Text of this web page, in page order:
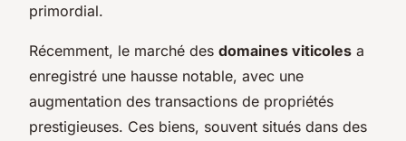
primordial.
Récemment, le marché des domaines viticoles a
enregistré une hausse notable, avec une
augmentation des transactions de propriétés
prestigieuses. Ces biens, souvent situés dans des